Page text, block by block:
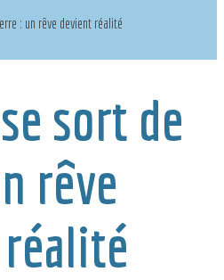
: un rêve devient réalité
sort de
rêve